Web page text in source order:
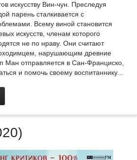
искусству Вин-чун. Преследуя
парень сталкивается с
Всему виной становится
искусств, членам которого
не по нраву. Они считают
нарушающим древние
Ман отправляется в Сан-Франциско,
и помочь своему воспитаннику...